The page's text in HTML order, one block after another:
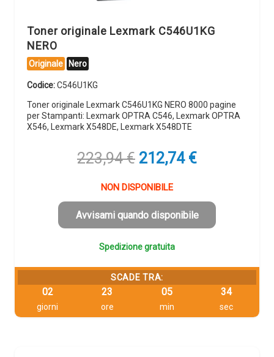
Toner originale Lexmark C546U1KG
NERO
Originale Nero
Codice:C546U1KG
Toner originale Lexmark C546U1KG NERO 8000 pagine
per Stampanti: Lexmark OPTRA C546, Lexmark OPTRA
X546, Lexmark X548DE, Lexmark X548DTE
223,94€ Il
originale
era:
223,94 €.
212,74 €Il
è:
212,74 €.
NON DISPONIBILE
Avvisami quando disponibile
Spedizione gratuita
SCADE TRA:
02
giorni
23
ore
05
min
33
sec